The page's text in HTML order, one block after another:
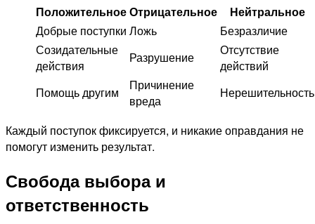
ПоложительноеОтрицательное
Нейтральное
Добрые поступки Ложь
Безразличие
Созидательные
действия
Разрушение
Отсутствие
действий
Помощь другим
Причинение
вреда
Нерешительность
Каждый поступок фиксируется, и никакие оправдания не
помогут изменить результат.
Свобода выбора и
ответственность